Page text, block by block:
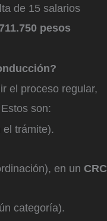
de 15 salarios
pesos
el proceso regular,
son:
el trámite).
en un CRC
categoría).